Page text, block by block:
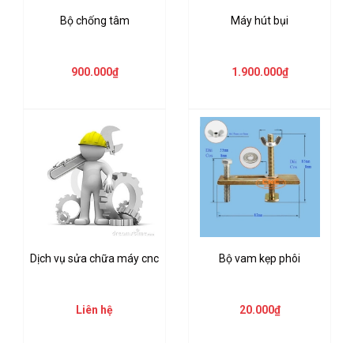
Bộ chống tâm
900.000₫
Máy hút bụi
1.900.000₫
Dịch vụ sửa chữa máy cnc
Liên hệ
Bộ vam kẹp phôi
20.000₫